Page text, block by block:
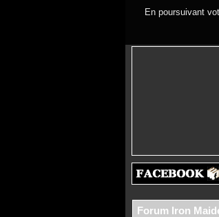
En poursuivant
Forum Iron